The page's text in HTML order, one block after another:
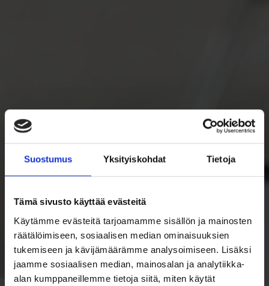
Suostumus Yksityiskohdat Tietoja
Tämä sivusto käyttää evästeitä
Käytämme evästeitä tarjoamamme sisällön ja mainosten
räätälöimiseen, sosiaalisen median ominaisuuksien
tukemiseen ja kävijämäärämme analysoimiseen. Lisäksi
jaamme sosiaalisen median, mainosalan ja analytiikka-
alan kumppaneillemme tietoja siitä, miten käytät